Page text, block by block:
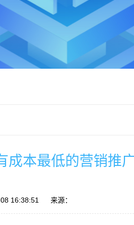
成本最低的营销推
16:38:51 来源：